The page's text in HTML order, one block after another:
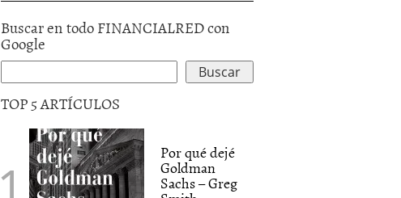
Buscar en todo FINANCIALRED con
Google
TOP 5 ARTÍCULOS
Por qué dejé
Goldman
Sachs – Greg